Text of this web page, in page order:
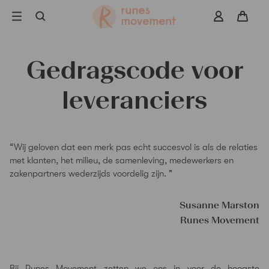
naar
Gedragscode voor
leveranciers
“Wij geloven dat een merk pas echt succesvol is als de relaties
met klanten, het milieu, de samenleving, medewerkers en
zakenpartners wederzijds voordelig zijn. "
Susanne Marston
Runes Movement
Zoeken